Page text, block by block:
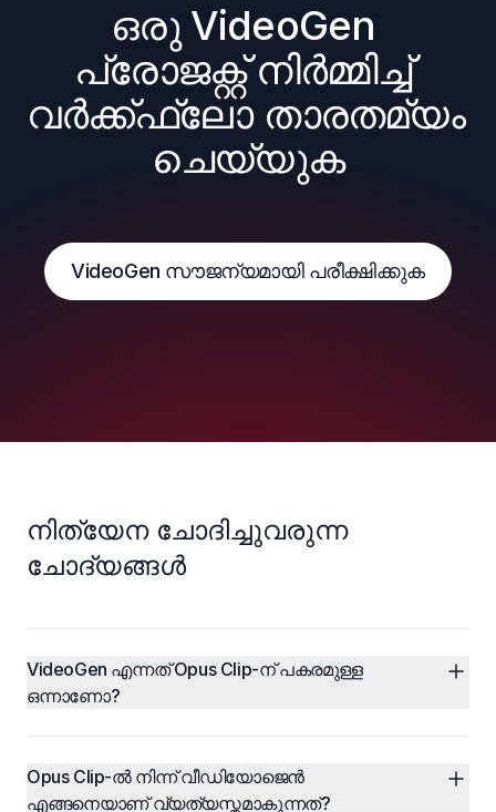
ഒരു VideoGen
പ്രോജക്റ്റ് നിർമ്മിച്ച്
വർക്ക്ഫ്ലോ താരതമ്യം
ചെയ്യുക
VideoGen സൗജന്യമായി പരീക്ഷിക്കുക
നിത്യേന ചോദിച്ചുവരുന്ന
ചോദ്യങ്ങൾ
VideoGen എന്നത് Opus Clip-ന് പകരമുള്ള
ഒന്നാണോ?
Opus Clip-ൽ നിന്ന് വീഡിയോജെൻ
എങ്ങനെയാണ് വ്യത്യസ്തമാകുന്നത്?